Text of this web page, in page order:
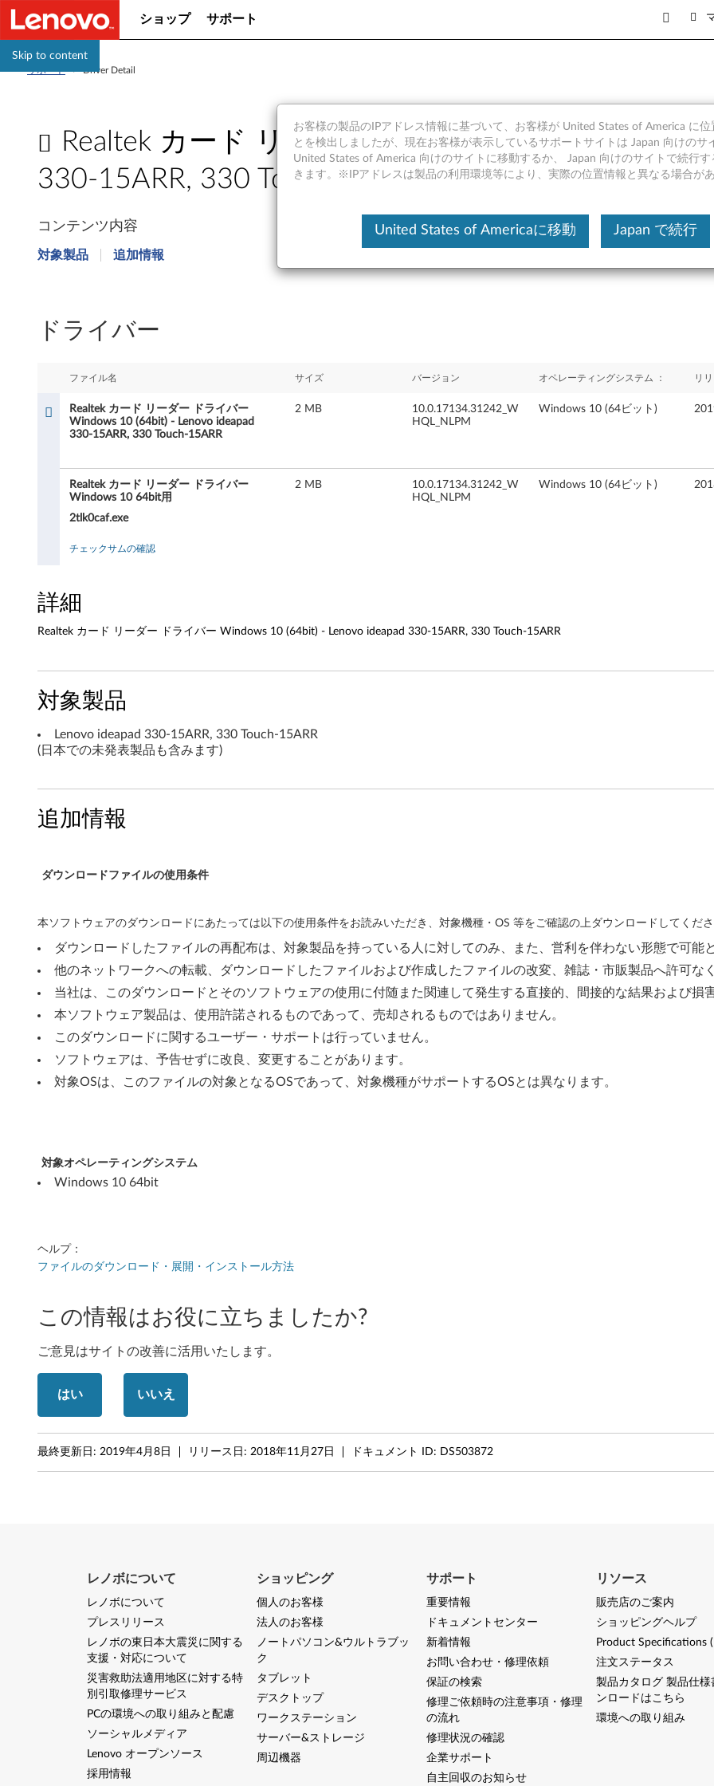
Skip to content
ショップ サポート
サポート >Driver Detail
Realtek カード リーダー ドライバー Windows 10
330-15ARR, 330 Touch-15ARR
e
t
ー
ダ
ー
ラ
イ
バ
W
i
n
o
w
s
1
0
(
b
)
L
e
o
v
コンテンツ内容
対象製品 追加情報
ドライバー
ファイル名 サイズ バージョン オペレーティングシステム ： リ
Realtek カード リーダー ドライバー
Windows 10 (64bit) - Lenovo ideapad
330-15ARR, 330 Touch-15ARR
2 MB
10.0.17134.31242_W
HQL_NLPM
Windows 10 (64ビット)
Realtek カード リーダー ドライバー
Windows 10 64bit用
2tlk0caf.exe
2 MB
10.0.17134.31242_W
HQL_NLPM
Windows 10 (64ビット)
チェックサムの確認
詳細
Realtek カード リーダー ドライバー Windows 10 (64bit) - Lenovo ideapad 330-15ARR, 330 Touch-15ARR
対象製品
Lenovo ideapad 330-15ARR, 330 Touch-15ARR
(日本での未発表製品も含みます)
追加情報
ダウンロードファイルの使用条件
本ソフトウェアのダウンロードにあたっては以下の使用条件をお読みいただき、対象機種・OS 等をご確認の上ダウンロードしてくださ
ダウンロードしたファイルの再配布は、対象製品を持っている人に対してのみ、また、営利を伴わない形態で可能
他のネットワークへの転載、ダウンロードしたファイルおよび作成したファイルの改変、雑誌・市販製品へ許可な
当社は、このダウンロードとそのソフトウェアの使用に付随また関連して発生する直接的、間接的な結果および損
本ソフトウェア製品は、使用許諾されるものであって、売却されるものではありません。
このダウンロードに関するユーザー・サポートは行っていません。
ソフトウェアは、予告せずに改良、変更することがあります。
対象OSは、このファイルの対象となるOSであって、対象機種がサポートするOSとは異なります。
対象オペレーティングシステム
Windows 10 64bit
ヘルプ：
ファイルのダウンロード・展開・インストール方法
この情報はお役に立ちましたか?
ご意見はサイトの改善に活用いたします。
はい いいえ
最終更新日: 2019年4月8日 リリース日: 2018年11月27日 ドキュメント ID: DS503872
お客様の製品のIPアドレス情報に基づいて、お客様が United States of America に位
とを検出しましたが、現在お客様が表示しているサポートサイトは Japan 向けのサ
United States of America 向けのサイトに移動するか、 Japan 向けのサイトで続行
きます。※IPアドレスは製品の利用環境等により、実際の位置情報と異なる場合があ
United States of Americaに移動 Japan で続行
レノボについて
レノボについて
プレスリリース
レノボの東日本大震災に関する
支援・対応について
災害救助法適用地区に対する特
別引取修理サービス
PCの環境への取り組みと配慮
ソーシャルメディア
Lenovo オープンソース
採用情報
ショッピング
個人のお客様
法人のお客様
ノートパソコン&ウルトラブッ
ク
タブレット
デスクトップ
ワークステーション
サーバー&ストレージ
周辺機器
サポート
重要情報
ドキュメントセンター
新着情報
お問い合わせ・修理依頼
保証の検索
修理ご依頼時の注意事項・修理
の流れ
修理状況の確認
企業サポート
自主回収のお知らせ
リソース
販売店のご案内
ショッピングヘルプ
Product Specifications
注文ステータス
製品カタログ 製品仕様
ンロードはこちら
環境への取り組み